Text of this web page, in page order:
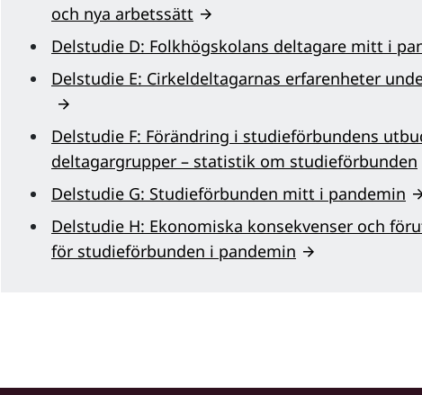
och nya arbetssätt
Delstudie D: Folkhögskolans deltagare mitt i
Delstudie E: Cirkeldeltagarnas erfarenheter
Delstudie F: Förändring i studieförbundens
deltagargrupper – statistik om studieförbunden
Delstudie G: Studieförbunden mitt i pandemin
Delstudie H: Ekonomiska konsekvenser och
för studieförbunden i pandemin